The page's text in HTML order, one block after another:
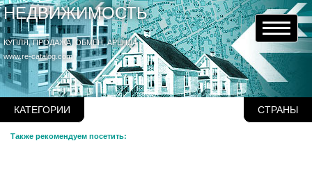
НЕДВИЖИМОСТЬ
КУПЛЯ, ПРОДАЖА, ОБМЕН, АРЕНДА
www.re-catalog.com
КАТЕГОРИИ СТРАНЫ
Также рекомендуем посетить: